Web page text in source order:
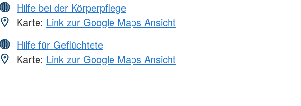
Hilfe bei der Körperpflege
Karte: Link zur Google Maps Ansicht
Hilfe für Geflüchtete
Karte: Link zur Google Maps Ansicht